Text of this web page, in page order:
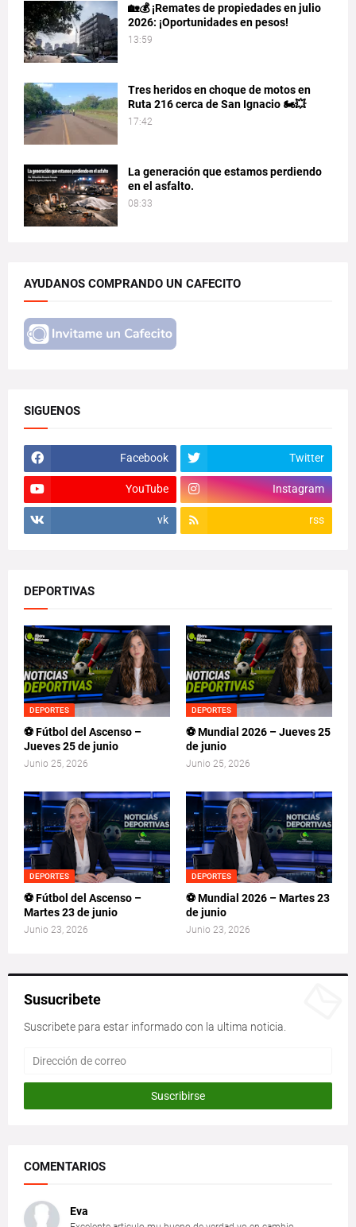
🏡💰 ¡Remates de propiedades en julio
2026: ¡Oportunidades en pesos!
13:59
Tres heridos en choque de motos en
Ruta 216 cerca de San Ignacio 🏍️💥
17:42
La generación que estamos perdiendo
en el asfalto.
08:33
AYUDANOS COMPRANDO UN CAFECITO
SIGUENOS
Facebook Twitter
YouTube Instagram
vk rss
DEPORTIVAS
DEPORTES
⚽ Fútbol del Ascenso –
Jueves 25 de junio
Junio 25, 2026
DEPORTES
⚽ Mundial 2026 – Jueves 25
de junio
Junio 25, 2026
DEPORTES
⚽ Fútbol del Ascenso –
Martes 23 de junio
Junio 23, 2026
DEPORTES
⚽ Mundial 2026 – Martes 23
de junio
Junio 23, 2026
Susucribete
Suscribete para estar informado con la ultima noticia.
COMENTARIOS
Eva